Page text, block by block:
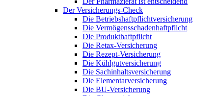
Der Versicherungs-Check
Die Betriebshaftpflichtversicherung
Die Vermögensschadenhaftpflicht
Die Produkthaftpflicht
Die Retax-Versicherung
Die Rezept-Versicherung
Die Kühlgutversicherung
Die Sachinhaltsversicherung
Die Elementarversicherung
Die BU-Versicherung